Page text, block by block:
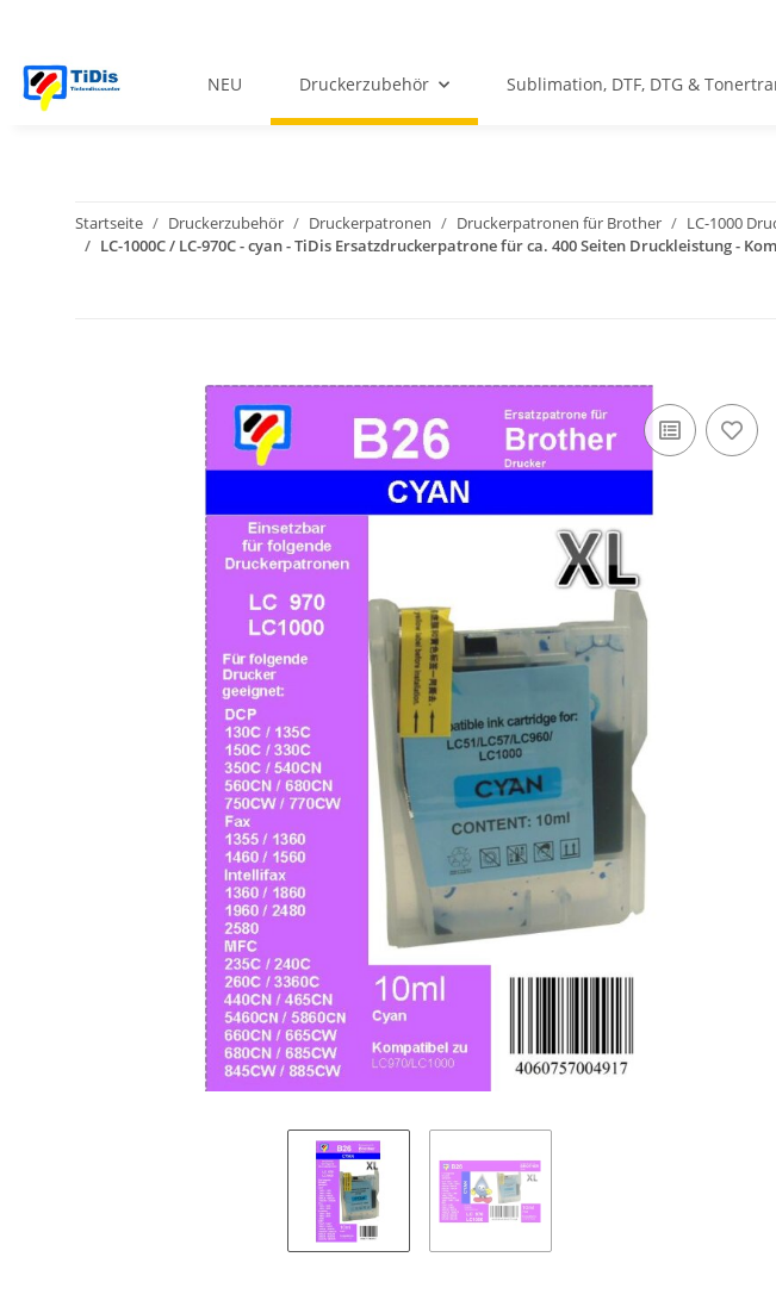
NEU Druckerzubehör Sublimation, DTF, DTG &
Startseite Druckerzubehör Druckerpatronen Druckerpatronen für Brother
LC-1000
LC-1000C / LC-970C - cyan - TiDis Ersatzdruckerpatrone für ca. 400 Seiten Druckleistung -